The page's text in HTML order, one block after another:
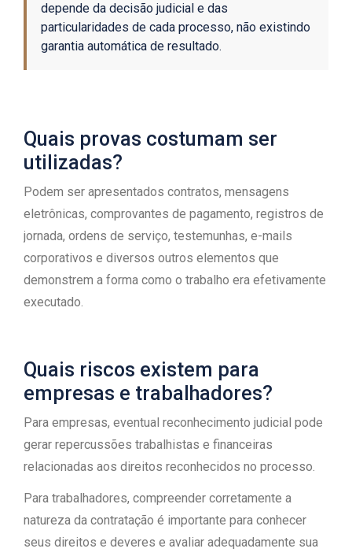
depende da decisão judicial e das
particularidades de cada processo, não existindo
garantia automática de resultado.
Quais provas costumam ser
utilizadas?
Podem ser apresentados contratos, mensagens
eletrônicas, comprovantes de pagamento, registros de
jornada, ordens de serviço, testemunhas, e-mails
corporativos e diversos outros elementos que
demonstrem a forma como o trabalho era efetivamente
executado.
Quais riscos existem para
empresas e trabalhadores?
Para empresas, eventual reconhecimento judicial pode
gerar repercussões trabalhistas e financeiras
relacionadas aos direitos reconhecidos no processo.
Para trabalhadores, compreender corretamente a
natureza da contratação é importante para conhecer
seus direitos e deveres e avaliar adequadamente sua